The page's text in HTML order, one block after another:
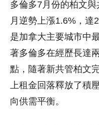
多倫多7月份的柏文
月逆勢上漲1.6%，達
是加拿大主要城市中
著多倫多在經歷長達
點，隨著新共管柏文
上租金回落釋放了積
向供需平衡。